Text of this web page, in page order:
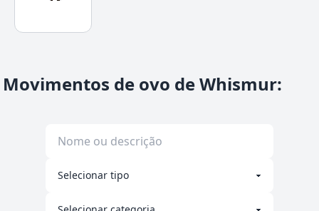
Movimentos de ovo de Whismur: